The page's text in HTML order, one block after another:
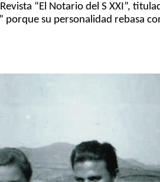
“El Notario del S XXI”,
porque su personalidad rebasa